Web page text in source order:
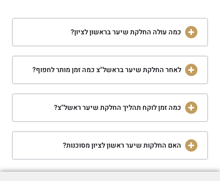
כמה עולה החלקת שיער בראשון לציון?
לאחר החלקת שיער בראשל"צ כמה זמן מותר לחפוף?
כמה זמן לוקח תהליך החלקת שיער ראשל"צ?
האם החלקות שיער ראשון לציון מסוכנות?